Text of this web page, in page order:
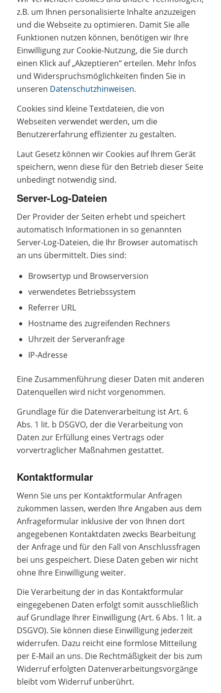
z.B. um Ihnen personalisierte Inhalte anzuzeigen
und die Webseite zu optimieren. Damit Sie alle
Funktionen nutzen können, benötigen wir Ihre
Einwilligung zur Cookie-Nutzung, die Sie durch
einen Klick auf „Akzeptieren“ erteilen. Mehr Infos
und Widerspruchsmöglichkeiten finden Sie in
unseren Datenschutzhinweisen.
Cookies sind kleine Textdateien, die von
Webseiten verwendet werden, um die
Benutzererfahrung effizienter zu gestalten.
Laut Gesetz können wir Cookies auf Ihrem Gerät
speichern, wenn diese für den Betrieb dieser Seite
unbedingt notwendig sind.
Server-Log-Dateien
Der Provider der Seiten erhebt und speichert
automatisch Informationen in so genannten
Server-Log-Dateien, die Ihr Browser automatisch
an uns übermittelt. Dies sind:
Browsertyp und Browserversion
verwendetes Betriebssystem
Referrer URL
Hostname des zugreifenden Rechners
Uhrzeit der Serveranfrage
IP-Adresse
Eine Zusammenführung dieser Daten mit anderen
Datenquellen wird nicht vorgenommen.
Grundlage für die Datenverarbeitung ist Art. 6
Abs. 1 lit. b DSGVO, der die Verarbeitung von
Daten zur Erfüllung eines Vertrags oder
vorvertraglicher Maßnahmen gestattet.
Kontaktformular
Wenn Sie uns per Kontaktformular Anfragen
zukommen lassen, werden Ihre Angaben aus dem
Anfrageformular inklusive der von Ihnen dort
angegebenen Kontaktdaten zwecks Bearbeitung
der Anfrage und für den Fall von Anschlussfragen
bei uns gespeichert. Diese Daten geben wir nicht
ohne Ihre Einwilligung weiter.
Die Verarbeitung der in das Kontaktformular
eingegebenen Daten erfolgt somit ausschließlich
auf Grundlage Ihrer Einwilligung (Art. 6 Abs. 1 lit. a
DSGVO). Sie können diese Einwilligung jederzeit
widerrufen. Dazu reicht eine formlose Mitteilung
per E-Mail an uns. Die Rechtmäßigkeit der bis zum
Widerruf erfolgten Datenverarbeitungsvorgänge
bleibt vom Widerruf unberührt.